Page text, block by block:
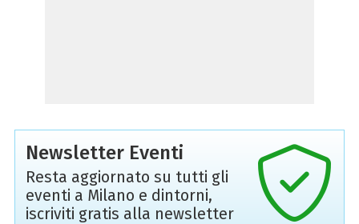
Newsletter Eventi
Resta aggiornato su tutti gli
eventi a Milano e dintorni,
iscriviti gratis alla newsletter